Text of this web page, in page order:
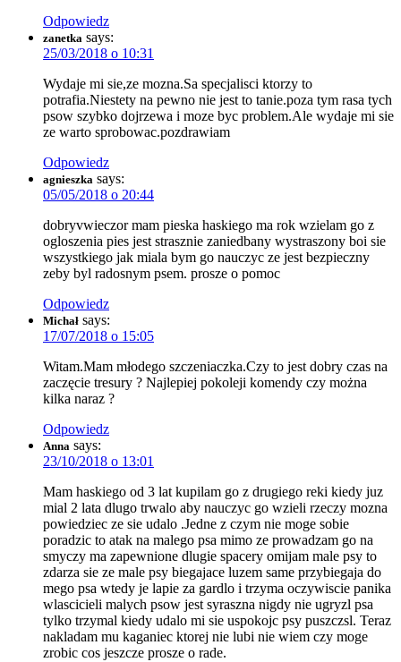
Odpowiedz
zanetka says:
25/03/2018 o 10:31
Wydaje mi sie,ze mozna.Sa specjalisci ktorzy to
potrafia.Niestety na pewno nie jest to tanie.poza tym rasa tych
psow szybko dojrzewa i moze byc problem.Ale wydaje mi sie
ze warto sprobowac.pozdrawiam
Odpowiedz
agnieszka says:
05/05/2018 o 20:44
dobryvwieczor mam pieska haskiego ma rok wzielam go z
ogloszenia pies jest strasznie zaniedbany wystraszony boi sie
wszystkiego jak miala bym go nauczyc ze jest bezpieczny
zeby byl radosnym psem. prosze o pomoc
Odpowiedz
Michał says:
17/07/2018 o 15:05
Witam.Mam młodego szczeniaczka.Czy to jest dobry czas na
zaczęcie tresury ? Najlepiej pokoleji komendy czy można
kilka naraz ?
Odpowiedz
Anna says:
23/10/2018 o 13:01
Mam haskiego od 3 lat kupilam go z drugiego reki kiedy juz
mial 2 lata dlugo trwalo aby nauczyc go wzieli rzeczy mozna
powiedziec ze sie udalo .Jedne z czym nie moge sobie
poradzic to atak na malego psa mimo ze prowadzam go na
smyczy ma zapewnione dlugie spacery omijam male psy to
zdarza sie ze male psy biegajace luzem same przybiegaja do
mego psa wtedy je lapie za gardlo i trzyma oczywiscie panika
wlascicieli malych psow jest syraszna nigdy nie ugryzl psa
tylko trzymal kiedy udalo mi sie uspokojc psy puszczsl. Teraz
nakladam mu kaganiec ktorej nie lubi nie wiem czy moge
zrobic cos jeszcze prosze o rade.